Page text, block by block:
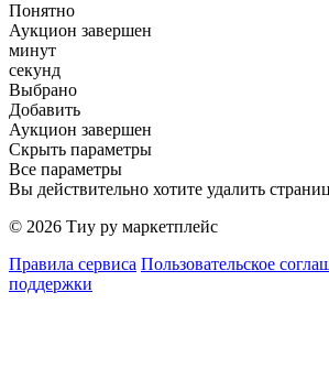
Понятно
Аукцион завершен
минут
секунд
Выбрано
Добавить
Аукцион завершен
Скрыть параметры
Все параметры
Вы действительно хотите удалить
© 2026 Тиу ру маркетплейс
Правила сервиса Пользовательское
поддержки